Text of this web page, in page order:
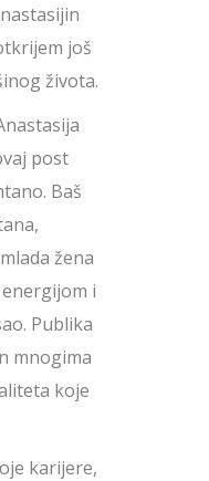
još
života.
post
Baš
žena
i
Publika
mnogima
koje
karijere,